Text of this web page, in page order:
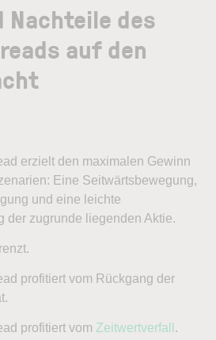
Nachteile des
auf den
erzielt den maximalen Gewinn
Eine Seitwärtsbewegung,
und eine leichte
der zugrunde liegenden Aktie.
profitiert vom Rückgang der
profitiert vom Zeitwertverfall .